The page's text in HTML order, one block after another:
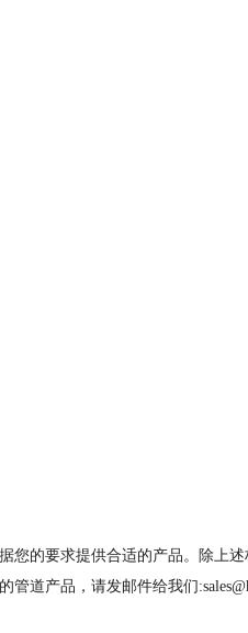
您的要求提供合适的产品。除上
道产品，请发邮件给我们